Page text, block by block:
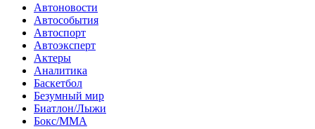
Автоновости
Автособытия
Автоспорт
Автоэксперт
Актеры
Аналитика
Баскетбол
Безумный мир
Биатлон/Лыжи
Бокс/MMA